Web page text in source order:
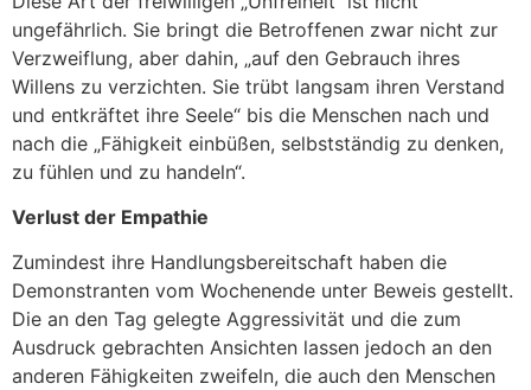
ungefährlich. Sie bringt die Betroffenen zwar nicht zur
Verzweiflung, aber dahin, „auf den Gebrauch ihres
Willens zu verzichten. Sie trübt langsam ihren Verstand
und entkräftet ihre Seele“ bis die Menschen nach und
nach die „Fähigkeit einbüßen, selbstständig zu denken,
zu fühlen und zu handeln“.
Verlust der Empathie
Zumindest ihre Handlungsbereitschaft haben die
Demonstranten vom Wochenende unter Beweis gestellt.
Die an den Tag gelegte Aggressivität und die zum
Ausdruck gebrachten Ansichten lassen jedoch an den
anderen Fähigkeiten zweifeln, die auch den Menschen